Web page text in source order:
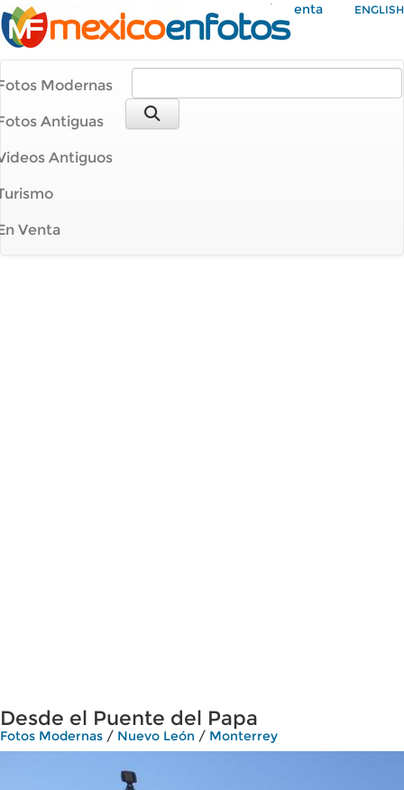
Mi Cuenta ENGLISH
Modernas
Antiguas
Antiguos
Venta
Desde el Puente del Papa
Fotos Modernas / Nuevo León / Monterrey